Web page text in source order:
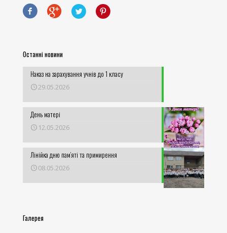
Останні новини
Наказ на зарахування учнів до 1 класу
29.05.2026
День матері
12.05.2026
Лінійка дню пам’яті та примирення
08.05.2026
Галерея